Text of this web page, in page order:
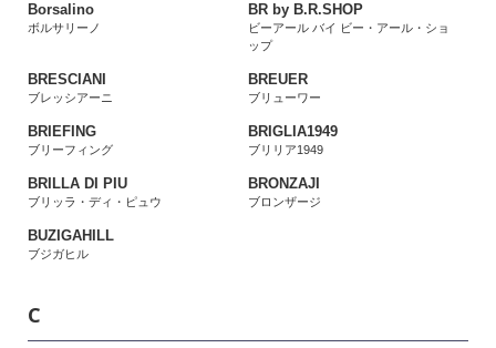
Borsalino
ボルサリーノ
BR by B.R.SHOP
ビーアール バイ ビー・アール・ショ
ップ
BRESCIANI
ブレッシアーニ
BREUER
ブリューワー
BRIEFING
ブリーフィング
BRIGLIA1949
ブリリア1949
BRILLA DI PIU
ブリッラ・ディ・ピュウ
BRONZAJI
ブロンザージ
BUZIGAHILL
ブジガヒル
C